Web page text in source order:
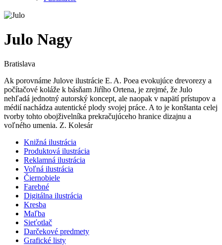
Julo Nagy
Bratislava
Ak porovnáme Julove ilustrácie E. A. Poea evokujúce drevorezy a
počítačové koláže k básňam Jiŕího Ortena, je zrejmé, že Julo
nehľadá jednotný autorský koncept, ale naopak v napätí prístupov a
médií nachádza autentické plody svojej práce. A to je konštanta celej
tvorby tohto obojživelníka prekračujúceho hranice dizajnu a
voľného umenia. Z. Kolesár
Knižná ilustrácia
Produktová ilustrácia
Reklamná ilustrácia
Voľná ilustrácia
Čiernobiele
Farebné
Digitálna ilustrácia
Kresba
Maľba
Sieťotlač
Darčekové predmety
Grafické listy